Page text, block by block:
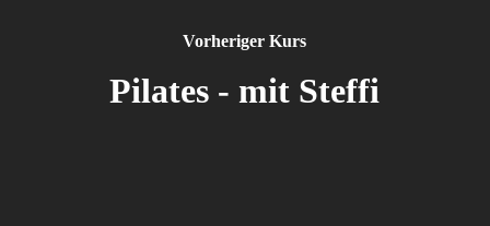
Vorheriger Kurs
Pilates - mit Steffi